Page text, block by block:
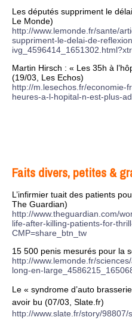
Les députés suppriment le
Le Monde)
http://www.lemonde.fr/sante/
suppriment-le-delai-de-
Martin Hirsch : « Les 35h à
(19/03, Les Echos)
http://m.lesechos.fr/economie-
heures-a-l-hopital-n-est-plus-
Faits divers, petites &
L’infirmier tuait des patients
The Guardian)
http://www.theguardian.com/
life-after-killing-patients-for-
CMP=share_btn_tw
15 500 penis mesurés pour la
http://www.lemonde.fr/
long-en-
Le « syndrome d’auto
avoir bu (07/03, Slate.fr)
http://www.slate.fr/story/